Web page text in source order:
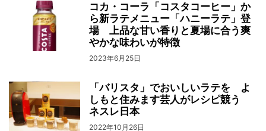
コカ・コーラ「コスタコーヒー」か
ら新ラテメニュー「ハニーラテ」登
場 上品な甘い香りと夏場に合う爽
やかな味わいが特徴
2023年6月25日
「バリスタ」でおいしいラテを よ
しもと住みます芸人がレシピ競う
ネスレ日本
2022年10月26日